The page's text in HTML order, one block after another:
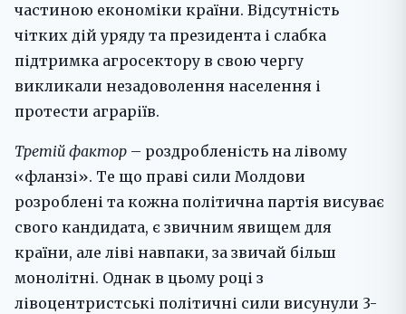
частиною економіки країни. Відсутність
чітких дій уряду та президента і слабка
підтримка агросектору в свою чергу
викликали незадоволення населення і
протести аграріїв.
Третій фактор – роздробленість на лівому
«фланзі». Те що праві сили Молдови
розроблені та кожна політична партія висуває
свого кандидата, є звичним явищем для
країни, але ліві навпаки, за звичай більш
монолітні. Однак в цьому році з
лівоцентристські політичні сили висунули 3-